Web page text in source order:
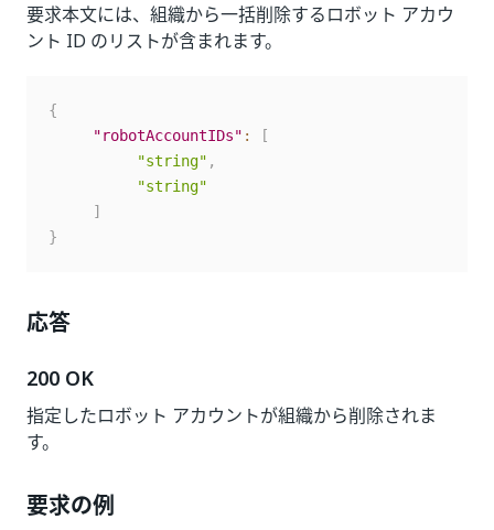
要求本文には、組織から一括削除するロボット アカウ
ント ID のリストが含まれます。
{
"robotAccountIDs" :
[
"string" ,
"string"
]
}
応答
200 OK
指定したロボット アカウントが組織から削除されま
す。
要求の例